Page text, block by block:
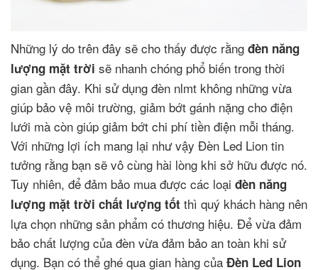
Những lý do trên đây sẽ cho thấy được rằng đèn năng
lượng mặt trời sẽ nhanh chóng phổ biến trong thời
gian gần đây. Khi sử dụng đèn nlmt không những vừa
giúp bảo vệ môi trường, giảm bớt gánh nặng cho điện
lưới mà còn giúp giảm bớt chi phí tiền điện mỗi tháng.
Với những lợi ích mang lại như vậy Đèn Led Lion tin
tưởng rằng bạn sẽ vô cùng hài lòng khi sở hữu được nó.
Tuy nhiên, để đảm bảo mua được các loại đèn năng
lượng mặt trời chất lượng tốt thì quý khách hàng nên
lựa chọn những sản phẩm có thương hiệu. Để vừa đảm
bảo chất lượng của đèn vừa đảm bảo an toàn khi sử
dụng. Bạn có thể ghé qua gian hàng của Đèn Led Lion